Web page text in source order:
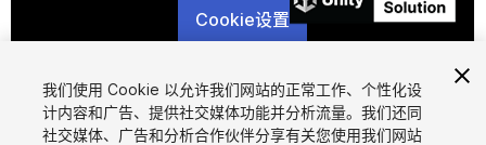
Cookie设置
我们使用 Cookie 以允许我们网站的正常工作、个性化设
计内容和广告、提供社交媒体功能并分析流量。我们还同
社交媒体、广告和分析合作伙伴分享有关您使用我们网站